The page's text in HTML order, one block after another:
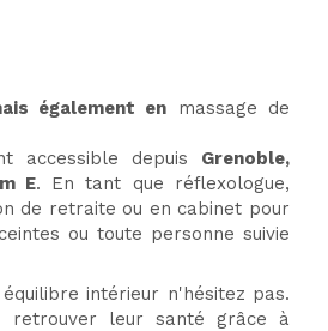
également en massage de
accessible depuis Grenoble,
E. En tant que réflexologue,
de retraite ou en cabinet pour
ou toute personne suivie
intérieur n'hésitez pas.
retrouver leur santé grâce à